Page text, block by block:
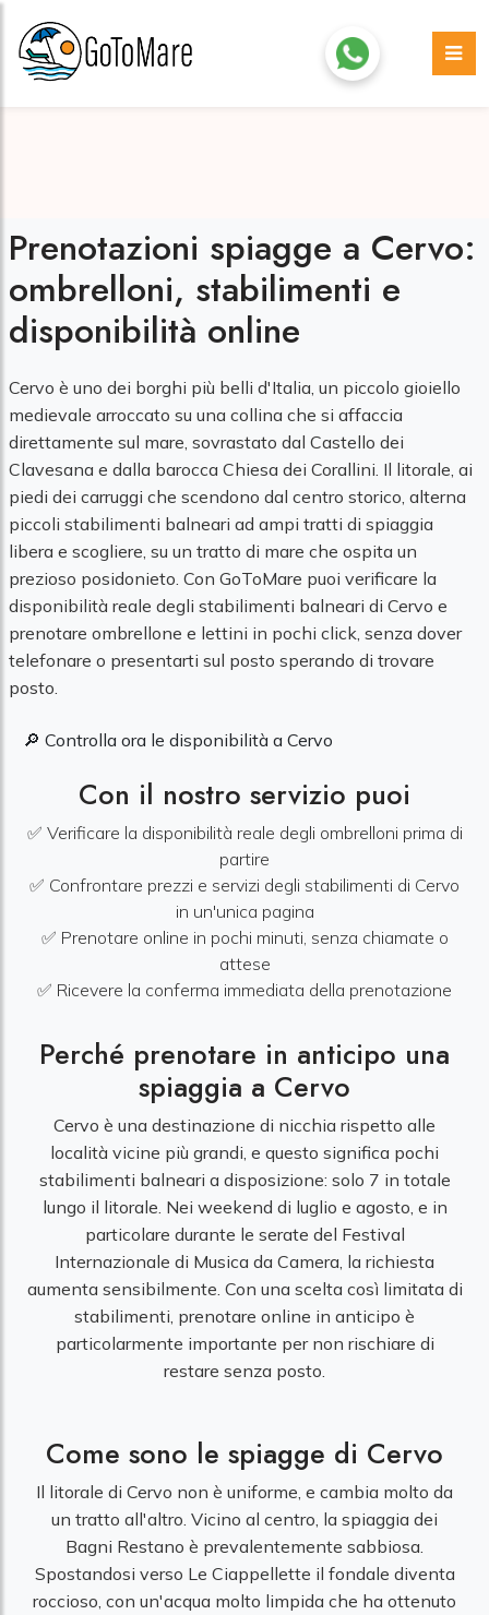
Prenotazioni spiagge a Cervo:
ombrelloni, stabilimenti e
disponibilità online
Cervo è uno dei borghi più belli d'Italia, un piccolo gioiello
medievale arroccato su una collina che si affaccia
direttamente sul mare, sovrastato dal Castello dei
Clavesana e dalla barocca Chiesa dei Corallini. Il litorale, ai
piedi dei carruggi che scendono dal centro storico, alterna
piccoli stabilimenti balneari ad ampi tratti di spiaggia
libera e scogliere, su un tratto di mare che ospita un
prezioso posidonieto. Con GoToMare puoi verificare la
disponibilità reale degli stabilimenti balneari di Cervo e
prenotare ombrellone e lettini in pochi click, senza dover
telefonare o presentarti sul posto sperando di trovare
posto.
🔎 Controlla ora le disponibilità a Cervo
Con il nostro servizio puoi
✅ Verificare la disponibilità reale degli ombrelloni prima di
partire
✅ Confrontare prezzi e servizi degli stabilimenti di Cervo
in un'unica pagina
✅ Prenotare online in pochi minuti, senza chiamate o
attese
✅ Ricevere la conferma immediata della prenotazione
Perché prenotare in anticipo una
spiaggia a Cervo
Cervo è una destinazione di nicchia rispetto alle
località vicine più grandi, e questo significa pochi
stabilimenti balneari a disposizione: solo 7 in totale
lungo il litorale. Nei weekend di luglio e agosto, e in
particolare durante le serate del Festival
Internazionale di Musica da Camera, la richiesta
aumenta sensibilmente. Con una scelta così limitata di
stabilimenti, prenotare online in anticipo è
particolarmente importante per non rischiare di
restare senza posto.
Come sono le spiagge di Cervo
Il litorale di Cervo non è uniforme, e cambia molto da
un tratto all'altro. Vicino al centro, la spiaggia dei
Bagni Restano è prevalentemente sabbiosa.
Spostandosi verso Le Ciappellette il fondale diventa
roccioso, con un'acqua molto limpida che ha ottenuto